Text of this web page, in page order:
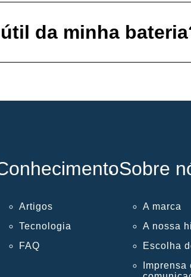
da minha
Artigos
Tecnologia
FAQ
Sobre
A marca
A nossa
Escolha